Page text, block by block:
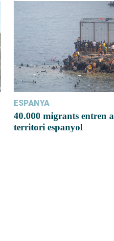
ESPANYA
40.000 migrants entren a
territori espanyol